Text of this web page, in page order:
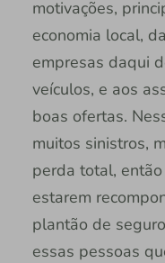
motivações,
economia local,
empresas daqui
veículos, e aos
boas ofertas.
muitos sinistros,
perda total,
estarem
plantão de
essas pessoas